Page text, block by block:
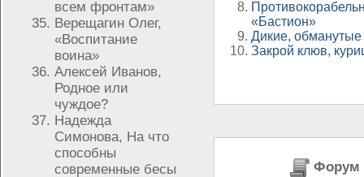
всем фронтам»
Верещагин Олег,
«Воспитание
воина»
Алексей Иванов,
Родное или
чуждое?
Надежда
Симонова, На что
способны
современные бесы
«Бастион»
Дикие,
Закрой клюв,
Форум